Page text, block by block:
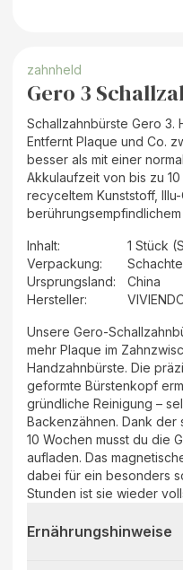
zahnheld
Gero 3
Schallzahnbürste Gero 3.
Entfernt Plaque und Co.
besser als mit einer
Akkulaufzeit von bis zu
recyceltem Kunststoff,
Inhalt:
1 Stück
Verpackung:
Ursprungsland:
China
Hersteller:
Unsere Gero-
mehr Plaque im
Handzahnbürste. Die
geformte Bürstenkopf
gründliche Reinigung –
Backenzähnen. Dank der
10 Wochen musst du die
aufladen. Das
dabei für ein besonders
Stunden ist sie wieder
recyceltem Kunststoff.
Ernährungshinweise